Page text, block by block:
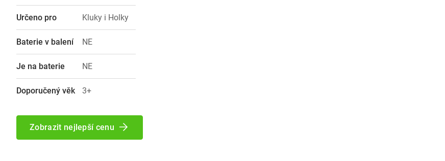
Určeno pro Kluky i Holky
Baterie v balení NE
Je na baterie NE
Doporučený věk 3+
Zobrazit nejlepší cenu